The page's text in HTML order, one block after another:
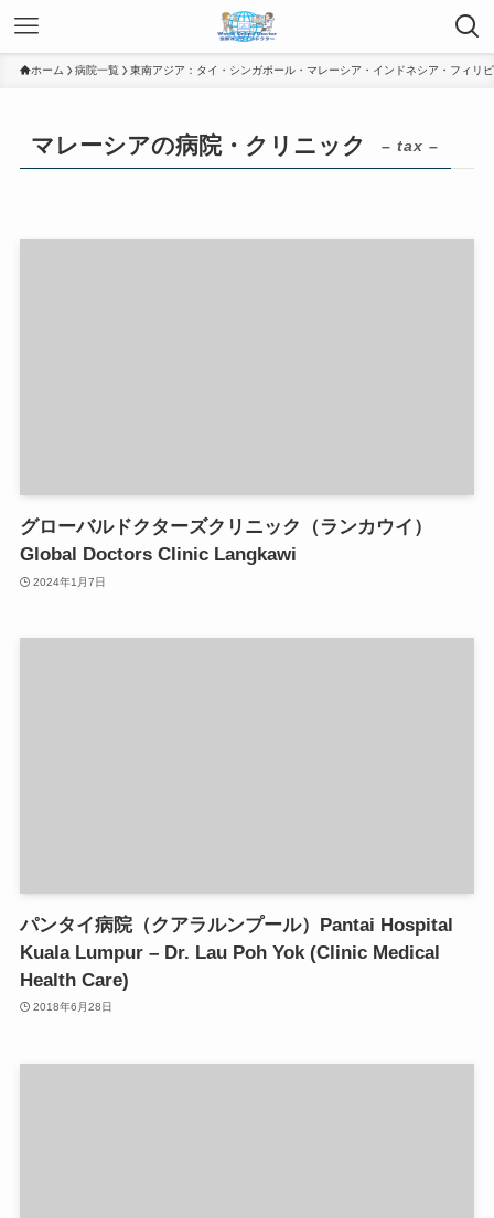
ホーム 病院一覧 東南アジア：タイ・シンガポール・マレーシア・インドネシア・フィリ
マレーシアの病院・クリニック – tax –
グローバルドクターズクリニック（ランカウイ）
Global Doctors Clinic Langkawi
2024年1月7日
パンタイ病院（クアラルンプール）Pantai Hospital
Kuala Lumpur – Dr. Lau Poh Yok (Clinic Medical
Health Care)
2018年6月28日